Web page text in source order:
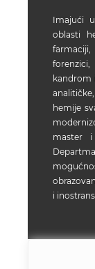
Imajući
oblasti
kandrom
hemije
master i
i